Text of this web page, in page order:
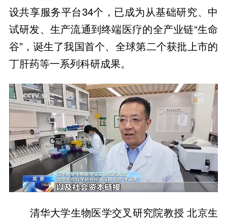
设共享服务平台34个，已成为从基础研究、中
试研发、生产流通到终端医疗的全产业链“生命
谷”，诞生了我国首个、全球第二个获批上市的
丁肝药等一系列科研成果。
清华大学生物医学交叉研究院教授 北京生